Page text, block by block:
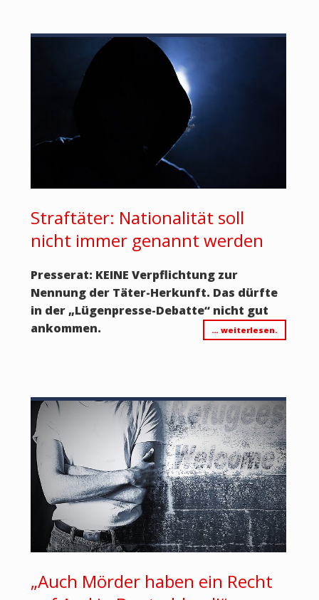
Straftäter: Nationalität soll
nicht immer genannt werden
Presserat: KEINE Verpflichtung zur
Nennung der Täter-Herkunft. Das dürfte
in der „Lügenpresse-Debatte“ nicht gut
ankommen.
… weiterlesen.
„Auch Mörder haben ein Recht